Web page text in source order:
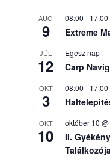
AUG
9
08:00 - 17:00
Extreme
JÚL
12
Egész nap
Carp
OKT
3
08:00 - 17:00
OKT
10
október 10
II.